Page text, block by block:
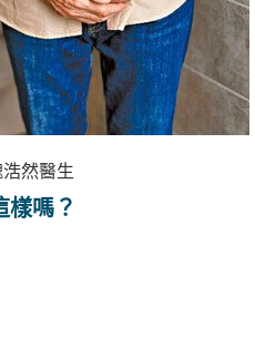
然醫生
樣嗎？